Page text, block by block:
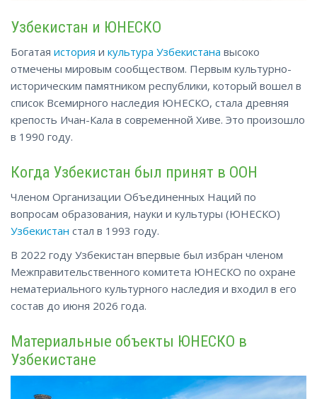
Узбекистан и ЮНЕСКО
Богатая история и культура Узбекистана высоко
отмечены мировым сообществом. Первым культурно-
историческим памятником республики, который вошел в
список Всемирного наследия ЮНЕСКО, стала древняя
крепость Ичан-Кала в современной Хиве. Это произошло
в 1990 году.
Когда Узбекистан был принят в ООН
Членом Организации Объединенных Наций по
вопросам образования, науки и культуры (ЮНЕСКО)
Узбекистан стал в 1993 году.
В 2022 году Узбекистан впервые был избран членом
Межправительственного комитета ЮНЕСКО по охране
нематериального культурного наследия и входил в его
состав до июня 2026 года.
Материальные объекты ЮНЕСКО в
Узбекистане